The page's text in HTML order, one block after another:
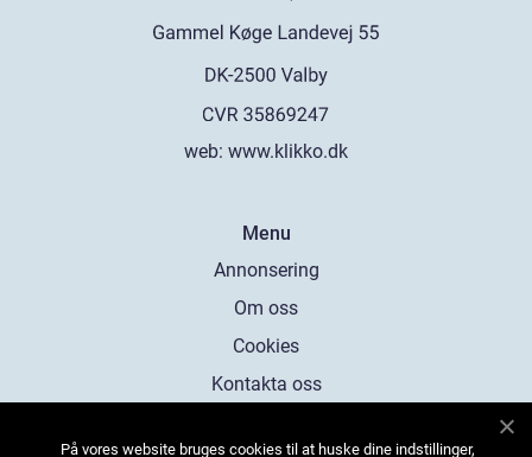
web: www.klikko.dk
Menu
Annonsering
Om oss
Cookies
Kontakta oss
På vores website bruges cookies til at huske dine indstillinger,